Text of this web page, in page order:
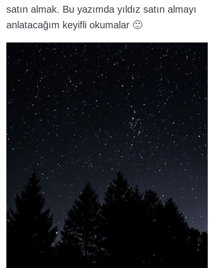
satın almak. Bu yazımda yıldız satın almayı
anlatacağım keyifli okumalar 🙂